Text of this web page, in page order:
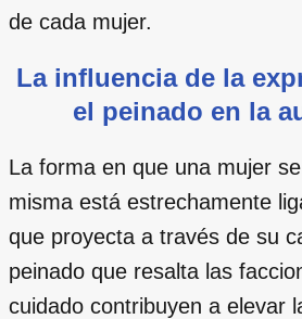
de cada mujer.
La influencia de la
el peinado en la
La forma en que una mujer
misma está estrechamente
que proyecta a través de su
peinado que resalta las
cuidado contribuyen a elevar